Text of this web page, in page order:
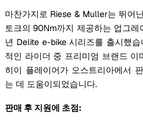
마찬가지로 Riese & Muller는 뛰어
토크의 90Nm까지 제공하는 업그
년 Delite e-bike 시리즈를 출시했
적인 라이더 중 프리미엄 브랜드 이
히이 플레이어가 오스트리아에서
는 데 도움이되었습니다.
판매 후 지원에 초점: